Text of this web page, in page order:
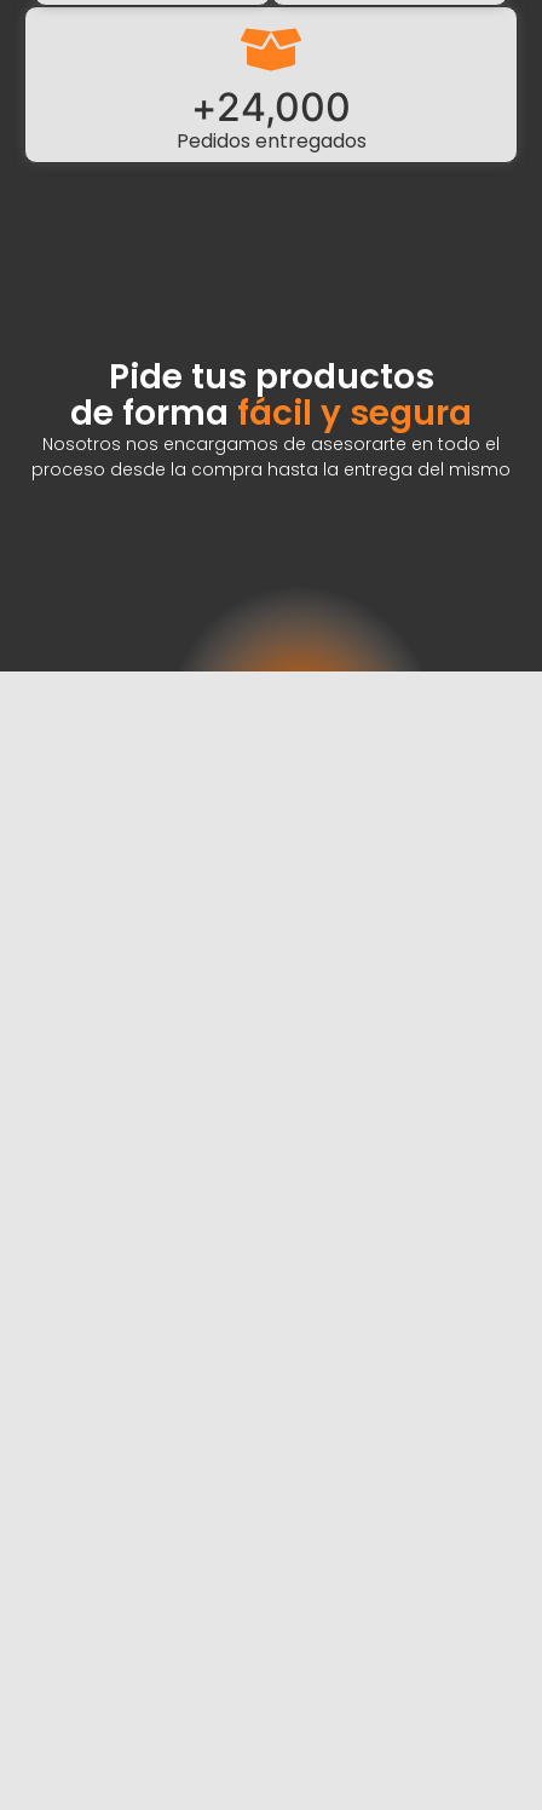
+24,000
Pedidos entregados
Pide tus productos
de forma fácil y segura
Nosotros nos encargamos de asesorarte en todo el
proceso desde la compra hasta la entrega del mismo